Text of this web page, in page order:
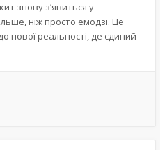
знову з’явиться у
ніж просто емодзі. Це
нової реальності, де єдиний